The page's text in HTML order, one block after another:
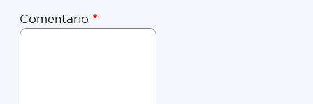
Comentario *